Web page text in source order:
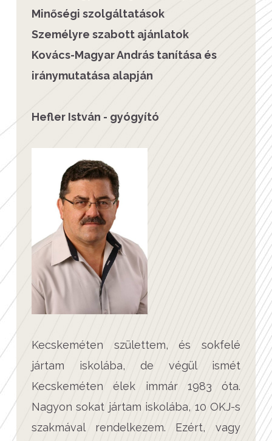
Minőségi szolgáltatások
Személyre szabott ajánlatok
Kovács-Magyar András tanítása és
iránymutatása alapján
Hefler István - gyógyító
Kecskeméten születtem, és sokfelé
jártam iskolába, de végül ismét
Kecskeméten élek immár 1983 óta.
Nagyon sokat jártam iskolába, 10 OKJ-s
szakmával rendelkezem. Ezért, vagy